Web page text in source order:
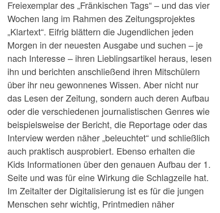
Freiexemplar des „Fränkischen Tags“ – und das vier
Wochen lang im Rahmen des Zeitungsprojektes
„Klartext“. Eifrig blättern die Jugendlichen jeden
Morgen in der neuesten Ausgabe und suchen – je
nach Interesse – ihren Lieblingsartikel heraus, lesen
ihn und berichten anschließend ihren Mitschülern
über ihr neu gewonnenes Wissen. Aber nicht nur
das Lesen der Zeitung, sondern auch deren Aufbau
oder die verschiedenen journalistischen Genres wie
beispielsweise der Bericht, die Reportage oder das
Interview werden näher „beleuchtet“ und schließlich
auch praktisch ausprobiert. Ebenso erhalten die
Kids Informationen über den genauen Aufbau der 1.
Seite und was für eine Wirkung die Schlagzeile hat.
Im Zeitalter der Digitalisierung ist es für die jungen
Menschen sehr wichtig, Printmedien näher